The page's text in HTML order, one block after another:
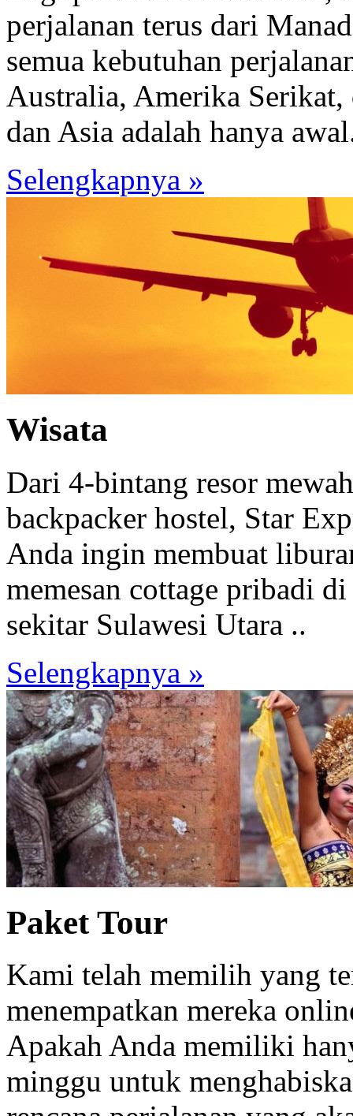
perjalanan terus dari
semua kebutuhan
Australia, Amerika
dan Asia adalah hanya
Selengkapnya »
Wisata
Dari 4-bintang resor
backpacker hostel, Star
Anda ingin membuat
memesan cottage pribadi
sekitar Sulawesi Utara ..
Selengkapnya »
Paket Tour
Kami telah memilih yang
menempatkan mereka
Apakah Anda memiliki
minggu untuk